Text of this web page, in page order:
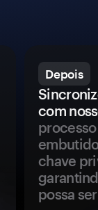
Depois
com
chave
possa